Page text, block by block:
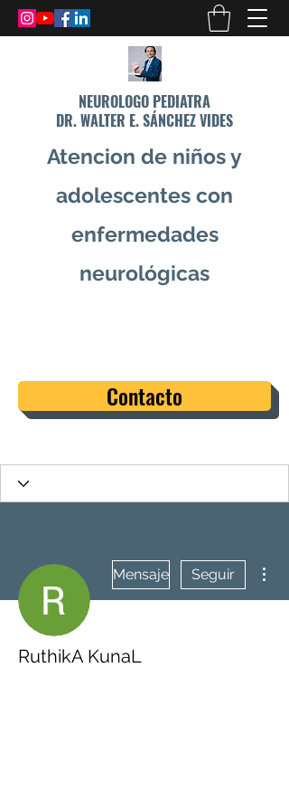
NEUROLOGO PEDIATRA
DR. WALTER E. SÁNCHEZ VIDES
Atencion de niños y
adolescentes con
enfermedades
neurológicas
Contacto
Mensaje Seguir
RuthikA KunaL